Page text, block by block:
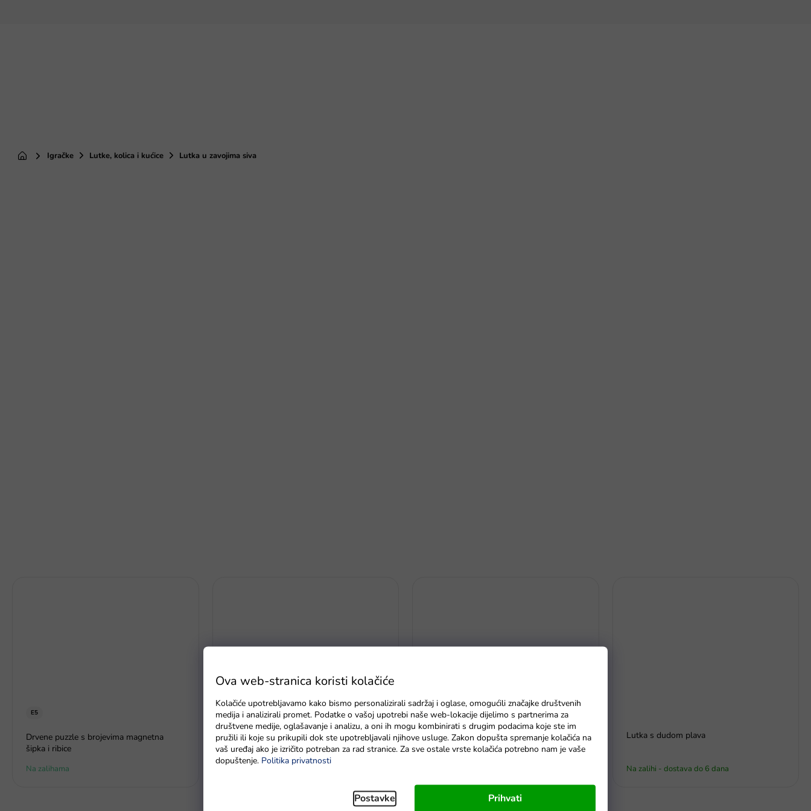
Ova web-stranica koristi kolačiće
Kolačiće upotrebljavamo kako bismo personalizirali sadržaj i oglase, omogućili značajke društvenih
medija i analizirali promet. Podatke o vašoj upotrebi naše web-lokacije dijelimo s partnerima za
društvene medije, oglašavanje i analizu, a oni ih mogu kombinirati s drugim podacima koje ste im
pružili ili koje su prikupili dok ste upotrebljavali njihove usluge. Zakon dopušta spremanje kolačića na
vaš uređaj ako je izričito potreban za rad stranice. Za sve ostale vrste kolačića potrebno nam je vaše
dopuštenje. Politika privatnosti
Postavke Prihvati
PočetnaIgračke Lutke, kolica i kućice Lutka u zavojima siva
E5
Drvene puzzle s brojevima magnetna
šipka i ribice
Na zalihama
Lutka za djecu s dugom plavom kosom,
ormar, cipele, haljina i dodaci rozi
Na zalihi - dostava do 6 dana.
Lutka s dugom kosom i šarenom odjećom
životinjica
Lutka s dudom plava
Na zalihi - dostava do 6 dana